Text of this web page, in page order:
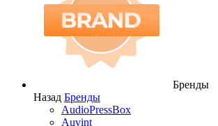
Бренды
Назад Бренды
AudioPressBox
Auvint